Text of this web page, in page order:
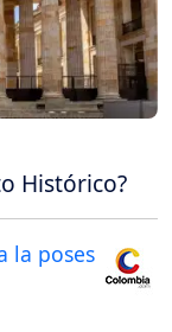
Histórico?